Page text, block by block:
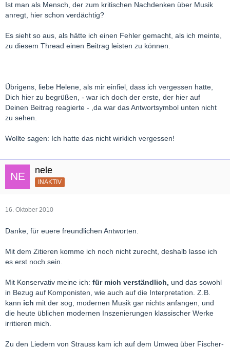
Ist man als Mensch, der zum kritischen Nachdenken über Musik
anregt, hier schon verdächtig?
Es sieht so aus, als hätte ich einen Fehler gemacht, als ich meinte,
zu diesem Thread einen Beitrag leisten zu können.
Übrigens, liebe Helene, als mir einfiel, dass ich vergessen hatte,
Dich hier zu begrüßen, - war ich doch der erste, der hier auf
Deinen Beitrag reagierte - ,da war das Antwortsymbol unten nicht
zu sehen.
Wollte sagen: Ich hatte das nicht wirklich vergessen!
nele
INAKTIV
16. Oktober 2010
Danke, für euere freundlichen Antworten.
Mit dem Zitieren komme ich noch nicht zurecht, deshalb lasse ich
es erst noch sein.
Mit Konservativ meine ich: für mich verständlich, und das sowohl
in Bezug auf Komponisten, wie auch auf die Interpretation. Z.B.
kann ich mit der sog, modernen Musik gar nichts anfangen, und
die heute üblichen modernen Inszenierungen klassischer Werke
irritieren mich.
Zu den Liedern von Strauss kam ich auf dem Umweg über Fischer-